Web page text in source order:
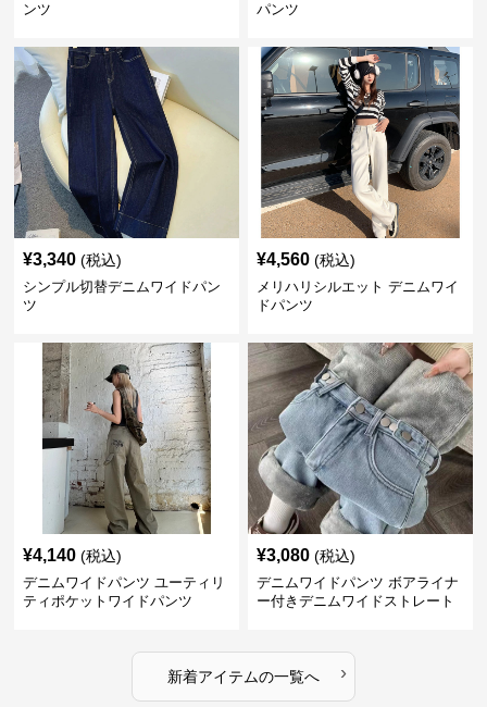
ンツ
パンツ
¥3,340 (税込)
シンプル切替デニムワイドパン
ツ
¥4,560 (税込)
メリハリシルエット デニムワイ
ドパンツ
¥4,140 (税込)
デニムワイドパンツ ユーティリ
ティポケットワイドパンツ
¥3,080 (税込)
デニムワイドパンツ ボアライナ
ー付きデニムワイドストレート
新着アイテムの一覧へ ›